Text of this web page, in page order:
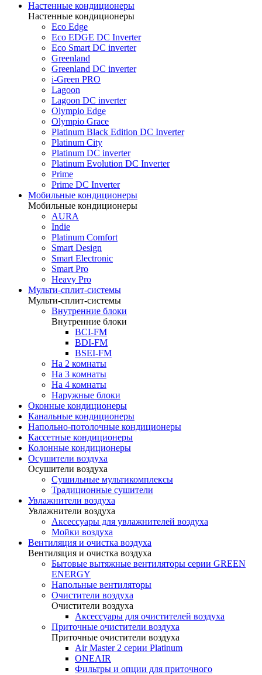
Настенные кондиционеры
Настенные кондиционеры
Eco Edge
Eco EDGE DC Inverter
Eco Smart DC inverter
Greenland
Greenland DC inverter
i-Green PRO
Lagoon
Lagoon DC inverter
Olympio Edge
Olympio Grace
Platinum Black Edition DC Inverter
Platinum City
Platinum DC inverter
Platinum Evolution DC Inverter
Prime
Prime DC Inverter
Мобильные кондиционеры
Мобильные кондиционеры
AURA
Indie
Platinum Comfort
Smart Design
Smart Electronic
Smart Pro
Heavy Pro
Мульти-сплит-системы
Мульти-сплит-системы
Внутренние блоки
Внутренние блоки
BCI-FM
BDI-FM
BSEI-FM
На 2 комнаты
На 3 комнаты
На 4 комнаты
Наружные блоки
Оконные кондиционеры
Канальные кондиционеры
Напольно-потолочные кондиционеры
Кассетные кондиционеры
Колонные кондиционеры
Осушители воздуха
Осушители воздуха
Сушильные мультикомплексы
Традиционные сушители
Увлажнители воздуха
Увлажнители воздуха
Аксессуары для увлажнителей воздуха
Мойки воздуха
Вентиляция и очистка воздуха
Вентиляция и очистка воздуха
Бытовые вытяжные вентиляторы серии GREEN
ENERGY
Напольные вентиляторы
Очистители воздуха
Очистители воздуха
Аксессуары для очистителей воздуха
Приточные очистители воздуха
Приточные очистители воздуха
Air Master 2 серии Platinum
ONEAIR
Фильтры и опции для приточного